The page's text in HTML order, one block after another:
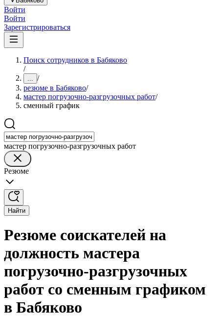
Войти
Войти
Зарегистрироваться
Поиск сотрудников в Бабяково
/
... /
резюме в Бабяково/
мастер погрузочно-разгрузочных работ/
сменный график
мастер погрузочно-разгрузочных работ
Резюме
Найти
Резюме соискателей на
должность мастера
погрузочно-разгрузочных
работ со сменным графиком
в Бабяково